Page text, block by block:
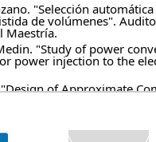
"Selección
de volúmenes".
Maestría.
"Study of power
power injection to the
of Approximate
de VLC para las
10:00 horas.